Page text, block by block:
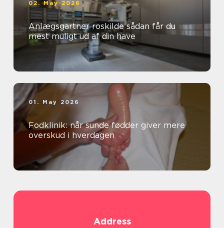
02. May 2026
Anlægsgartner roskilde sådan får du
mest muligt ud af din have
01. May 2026
Fodklinik: når sunde fødder giver mere
overskud i hverdagen
Address